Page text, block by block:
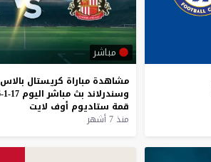
مباشر
مشاهدة مباراة كريستال بالاس
وسندرلاند بث مباشر اليوم 17-1-2026
قمة ستاديوم أوف لايت
منذ 7 أشهر